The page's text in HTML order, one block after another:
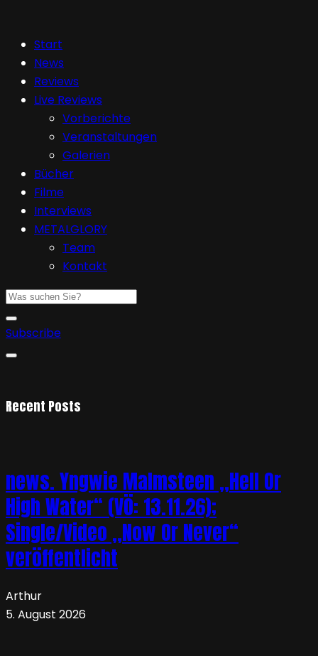
Start
News
Reviews
Live Reviews
Vorberichte
Veranstaltungen
Galerien
Bücher
Filme
Interviews
METALGLORY
Team
Kontakt
Subscribe
Recent Posts
news. Yngwie Malmsteen „Hell Or
High Water“ (VÖ: 13.11.26);
Single/Video „Now Or Never“
veröffentlicht
Arthur
5. August 2026